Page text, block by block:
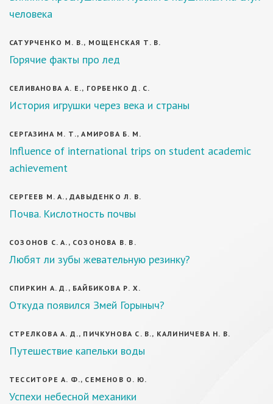
человека
САТУРЧЕНКО М. В., МОЩЕНСКАЯ Т. В.
Горячие факты про лед
СЕЛИВАНОВА А. Е., ГОРБЕНКО Д. С.
История игрушки через века и страны
СЕРГАЗИНА М. Т., АМИРОВА Б. М.
Influence of international trips on student academic
achievement
СЕРГЕЕВ М. А., ДАВЫДЕНКО Л. В.
Почва. Кислотность почвы
СОЗОНОВ С. А., СОЗОНОВА В. В.
Любят ли зубы жевательную резинку?
СПИРКИН А. Д., БАЙБИКОВА Р. Х.
Откуда появился Змей Горыныч?
СТРЕЛКОВА А. Д., ПИЧКУНОВА С. В., КАЛИНИЧЕВА Н. В.
Путешествие капельки воды
ТЕССИТОРЕ А. Ф., СЕМЕНОВ О. Ю.
Успехи небесной механики